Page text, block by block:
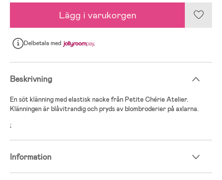
Lägg i varukorgen
Delbetalamed
Beskrivning
En söt klänning med elastisk nacke från Petite Chérie Atelier.
Klänningen är blåvitrandig och pryds av blombroderier på axlarna.
;
Information